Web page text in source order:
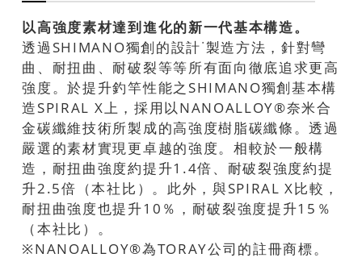
以高強度素材達到進化的新一代基本構造。
透過SHIMANO獨創的設計˙製造方法，針對彎
曲、耐扭曲、耐破裂等等所有面向徹底追求更高
強度。於提升釣竿性能之SHIMANO獨創基本構
造SPIRAL X上，採用以NANOALLOY®奈米合
金碳纖維技術所製成的高強度樹脂碳纖條。透過
嚴選的素材實現更卓越的強度。相較於一般構
造，耐扭曲強度約提升1.4倍、耐破裂強度約提
升2.5倍（本社比）。此外，與SPIRAL X比較，
耐扭曲強度也提升10％，耐破裂強度提升15％
（本社比）。
※NANOALLOY®為TORAY公司的註冊商標。